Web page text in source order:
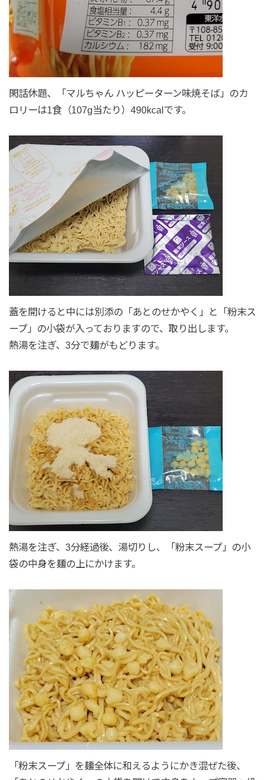
閑話休題、「マルちゃん ハッピーターン味焼そば」のカ
ロリーは1食（107g当たり）490kcalです。
蓋を開けると中には別添の「あとのせかやく」と「粉末ス
ープ」の小袋が入っておりますので、取り出します。
熱湯を注ぎ、3分で麺がもどります。
熱湯を注ぎ、3分経過後、湯切りし、「粉末スープ」の小
袋の中身を麺の上にかけます。
「粉末スープ」を麺全体に和えるようにかき混ぜた後、